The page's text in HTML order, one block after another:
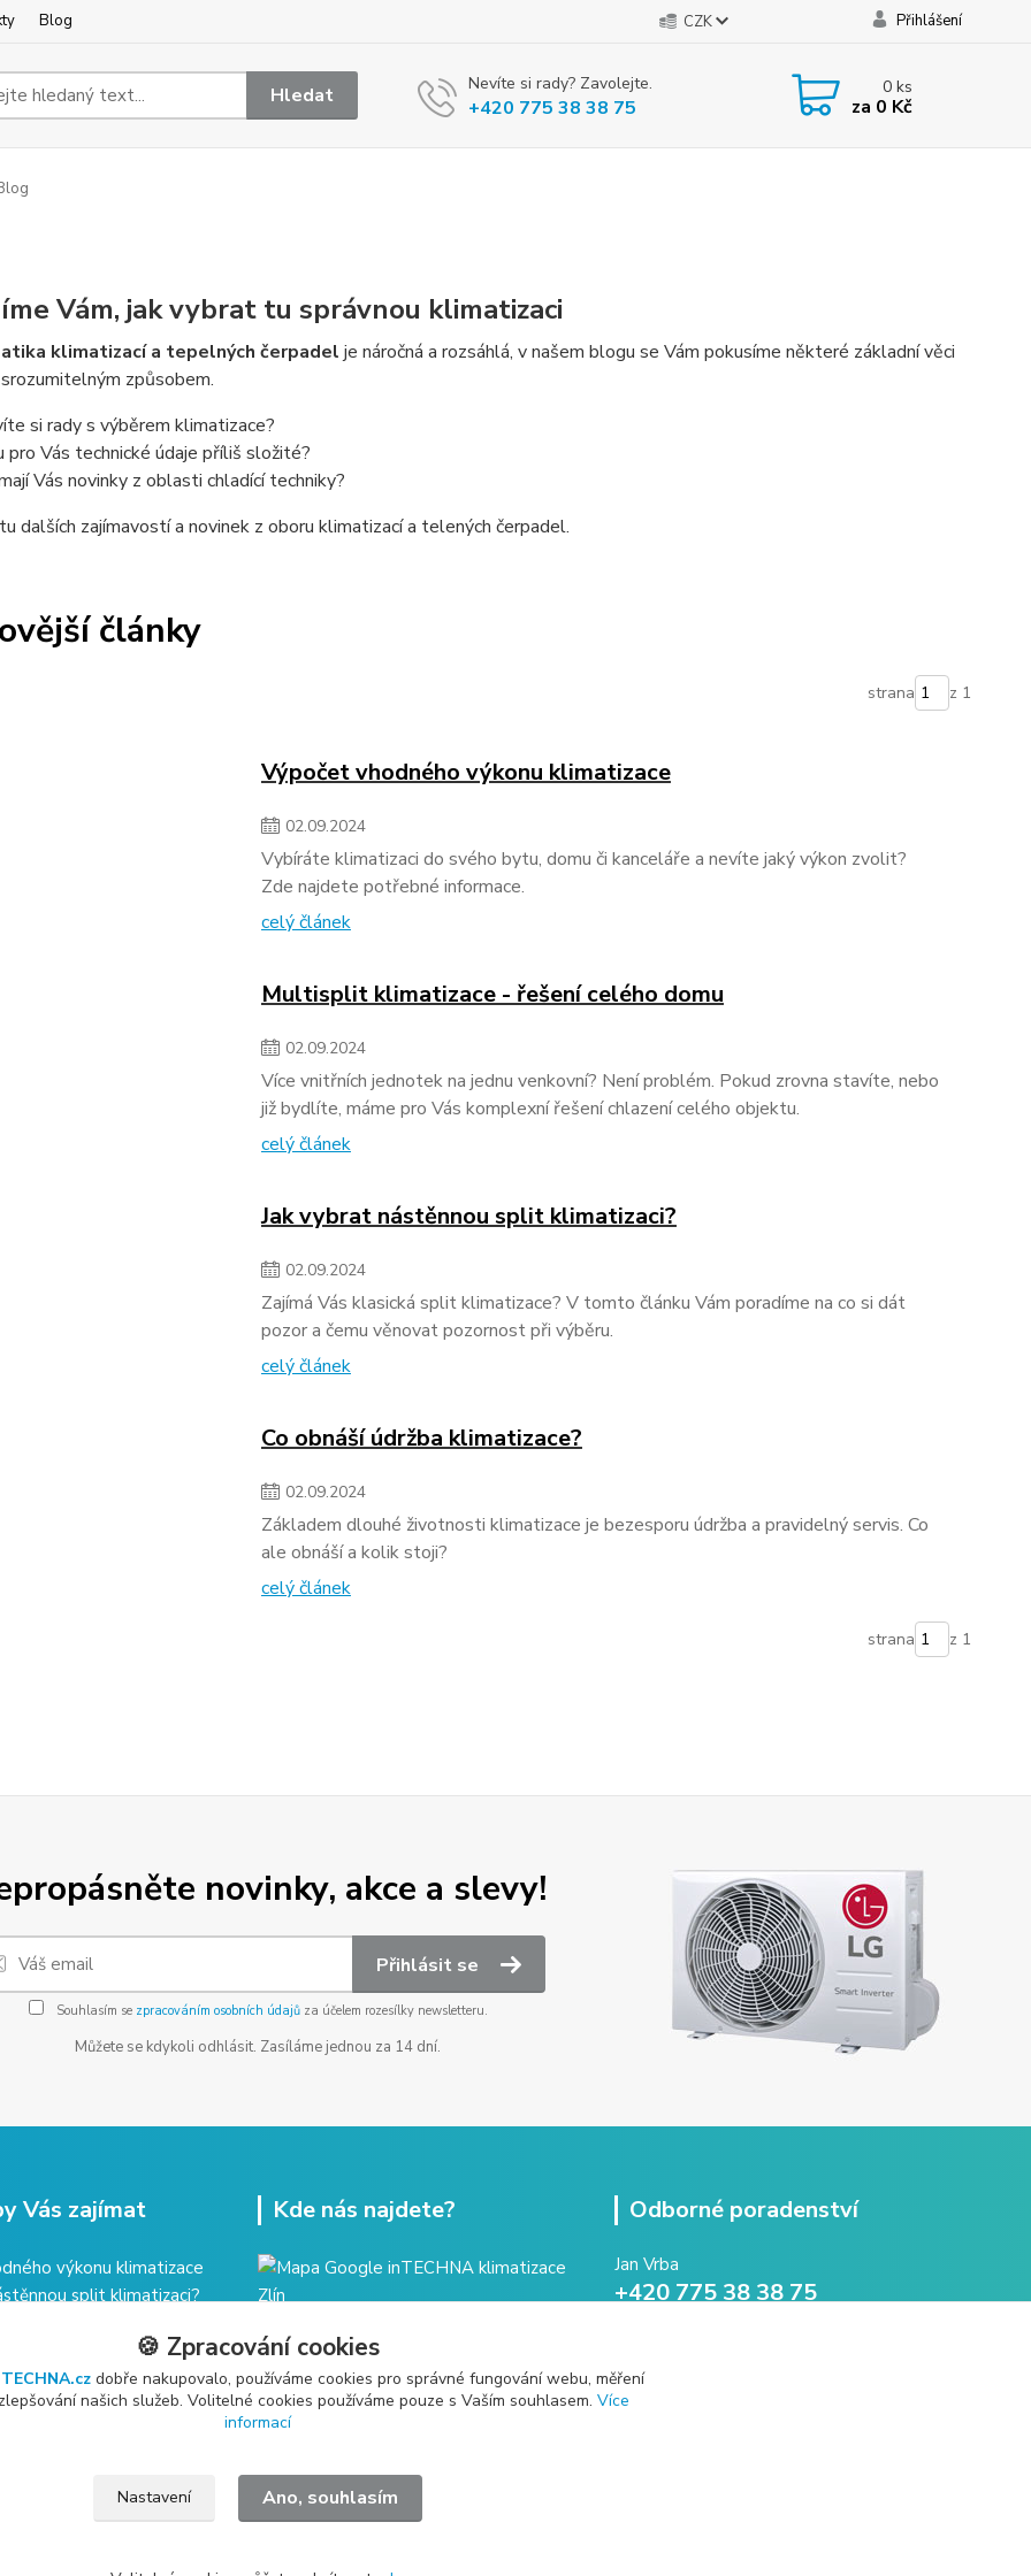
Blog CZK Přihlášení
Hledat Nevíte si rady? Zavolejte.
+420 775 38 38 75
0ks
za 0 Kč
Vám, jak vybrat tu správnou klimatizaci
klimatizací a tepelných čerpadel je náročná a rozsáhlá, v našem blogu se Vám pokusíme některé základní věci
způsobem.
si rady s výběrem klimatizace?
pro Vás technické údaje příliš složité?
Vás novinky z oblasti chladící techniky?
dalších zajímavostí a novinek z oboru klimatizací a telených čerpadel.
články
strana z 1
Výpočet vhodného výkonu klimatizace
02.09.2024
Vybíráte klimatizaci do svého bytu, domu či kanceláře a nevíte jaký výkon zvolit?
Zde najdete potřebné informace.
celý článek
Multisplit klimatizace - řešení celého domu
02.09.2024
Více vnitřních jednotek na jednu venkovní? Není problém. Pokud zrovna stavíte, nebo
již bydlíte, máme pro Vás komplexní řešení chlazení celého objektu.
celý článek
Jak vybrat nástěnnou split klimatizaci?
02.09.2024
Zajímá Vás klasická split klimatizace? V tomto článku Vám poradíme na co si dát
pozor a čemu věnovat pozornost při výběru.
celý článek
Co obnáší údržba klimatizace?
02.09.2024
Základem dlouhé životnosti klimatizace je bezesporu údržba a pravidelný servis. Co
ale obnáší a kolik stoji?
celý článek
strana z 1
novinky, akce a slevy!
Přihlásit se
Souhlasím se zpracováním osobních údajůza účelem rozesílky newsletteru.
Můžete se kdykoli odhlásit. Zasíláme jednou za 14 dní.
Vás zajímat
výkonu klimatizace
split klimatizaci?
klimatizace?
Kde nás najdete? Odborné poradenství
Jan Vrba
+420 775 38 38 75
🍪 Zpracování cookies
dobře nakupovalo, používáme cookies pro správné fungování webu, měření
našich služeb. Volitelné cookies používáme pouze s Vaším souhlasem. Více
informací
Nastavení Ano, souhlasím